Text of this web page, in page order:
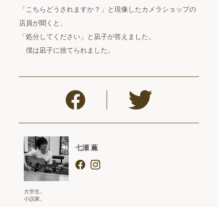
「こちらどうされますか？」と現像したカメラショップの
店員が聞くと、
「処分してください」と凪子が答えました。
僕は凪子に捨てられました。
七瀬 薫
大学生。
小説家。